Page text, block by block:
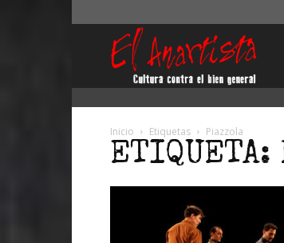
Inicio Etiquetas Piazzola
ETIQUETA: